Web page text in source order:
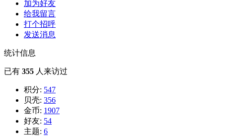
加为好友
给我留言
打个招呼
发送消息
统计信息
已有 355 人来访过
积分: 547
贝壳: 356
金币: 1907
好友: 54
主题: 6